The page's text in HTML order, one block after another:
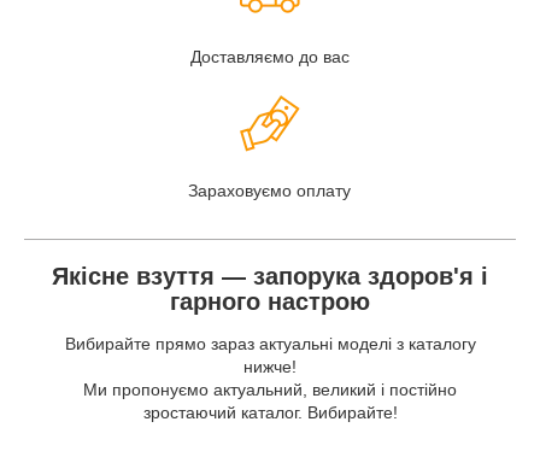
Доставляємо до вас
Зараховуємо оплату
Якісне взуття — запорука здоров'я і
гарного настрою
Вибирайте прямо зараз актуальні моделі з каталогу
нижче!
Ми пропонуємо актуальний, великий і постійно
зростаючий каталог. Вибирайте!